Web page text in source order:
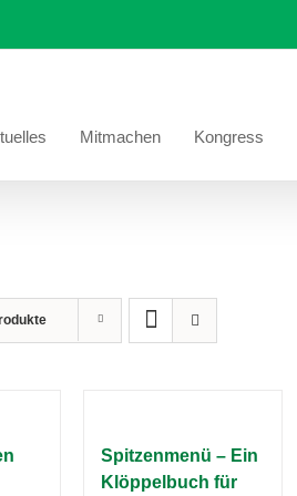
Mitmachen Kongress
Spitzenmenü – Ein
Klöppelbuch für